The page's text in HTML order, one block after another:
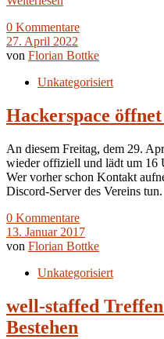
0 Kommentare
27. April 2022
von Florian Bottke
Unkategorisiert
Hackerspace
An diesem Freitag, dem 29.
wieder offiziell und lädt um 16
Wer vorher schon Kontakt
Discord-Server des Vereins tun.
0 Kommentare
13. Januar 2017
von Florian Bottke
Unkategorisiert
well-staffed
Bestehen